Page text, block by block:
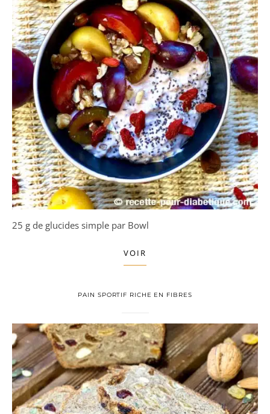
25 g de glucides simple par Bowl
VOIR
PAIN SPORTIF RICHE EN FIBRES